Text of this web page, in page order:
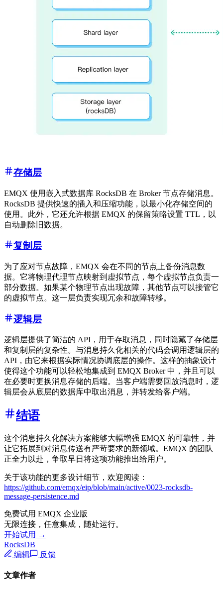
存储层
EMQX 使用嵌入式数据库 RocksDB 在 Broker 节点存储消息。
RocksDB 提供快速的插入和压缩功能，以最小化存储空间的
使用。此外，它还允许根据 EMQX 的保留策略设置 TTL，以
自动删除旧数据。
复制层
为了应对节点故障，EMQX 会在不同的节点上备份消息数
据。它将物理代理节点映射到虚拟节点，每个虚拟节点负责一
部分数据。如果某个物理节点出现故障，其他节点可以接管它
的虚拟节点。这一层负责实现冗余和故障转移。
逻辑层
逻辑层提供了简洁的 API，用于存取消息，同时隐藏了存储层
和复制层的复杂性。与消息持久化相关的代码会调用逻辑层的
API，由它来根据实际情况协调底层的操作。这样的抽象设计
使得这个功能可以轻松地集成到 EMQX Broker 中，并且可以
在必要时更换消息存储的后端。当客户端需要回放消息时，逻
辑层会从底层的数据库中取出消息，并转发给客户端。
结语
这个消息持久化解决方案能够大幅增强 EMQX 的可靠性，并
让它拓展到对消息传送有严苛要求的新领域。EMQX 的团队
正全力以赴，争取早日将这项功能推出给用户。
关于该功能的更多设计细节，欢迎阅读：
https://github.com/emqx/eip/blob/main/active/0023-rocksdb-
message-persistence.md
免费试用 EMQX 企业版
无限连接，任意集成，随处运行。
开始试用 →
RocksDB
编辑
反馈
文章作者